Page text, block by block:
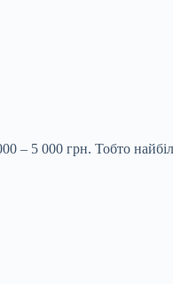
– 5 000 грн. Тобто